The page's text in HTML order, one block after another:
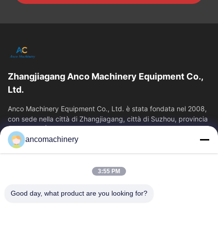
Zhangjiagang Anco Machinery Equipment Co.,
Ltd.
Anco Machinery Equipment Co., Ltd. è stata fondata nel 2008,
con sede nella città di Zhangjiagang, città di Suzhou, provincia
di Jiangsu. È...
Link Veloci
Chi Siamo
Fatory Tour
Controllo Di Qualità
ancomachinery
3:55 PM
Good day, what product are you looking for?